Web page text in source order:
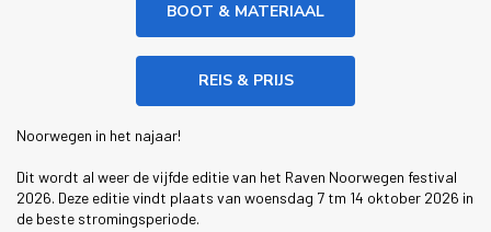
BOOT & MATERIAAL
REIS & PRIJS
Noorwegen in het najaar!
Dit wordt al weer de vijfde editie van het Raven Noorwegen festival
2026. Deze editie vindt plaats van woensdag 7 tm 14 oktober 2026 in
de beste stromingsperiode.